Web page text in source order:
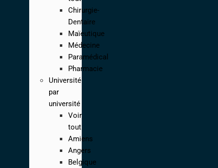
Chirurgie-
Dentaire
Maïeutique
Médecine
Paramédical
Pharmacie
Université
par
université
Voir
tout
Amiens
Angers
Belgique